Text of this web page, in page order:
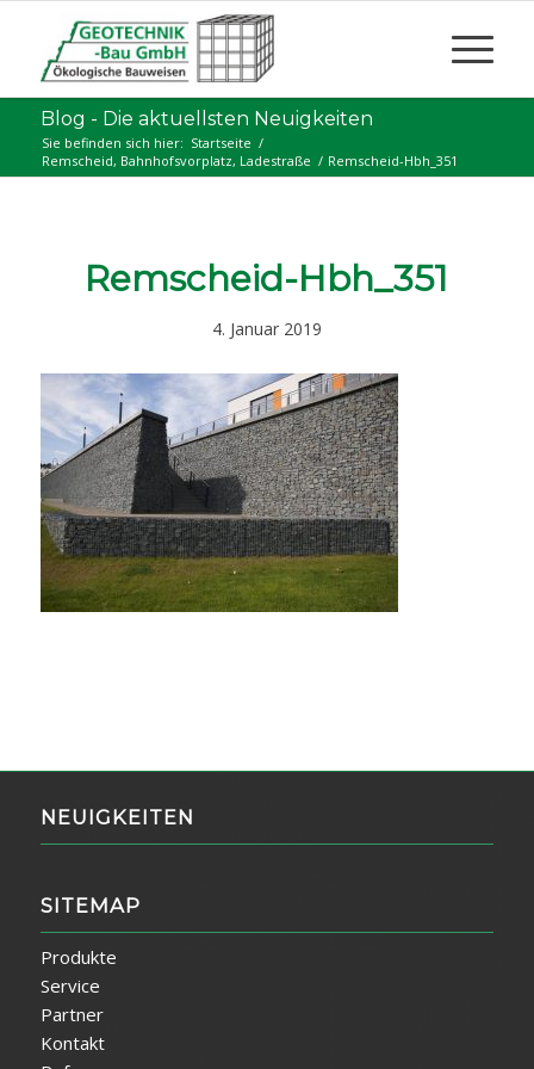
Blog - Die aktuellsten Neuigkeiten
Sie befinden sich hier: Startseite /
Remscheid, Bahnhofsvorplatz, Ladestraße / Remscheid-Hbh_351
Remscheid-Hbh_351
4. Januar 2019
NEUIGKEITEN
SITEMAP
Produkte
Service
Partner
Kontakt